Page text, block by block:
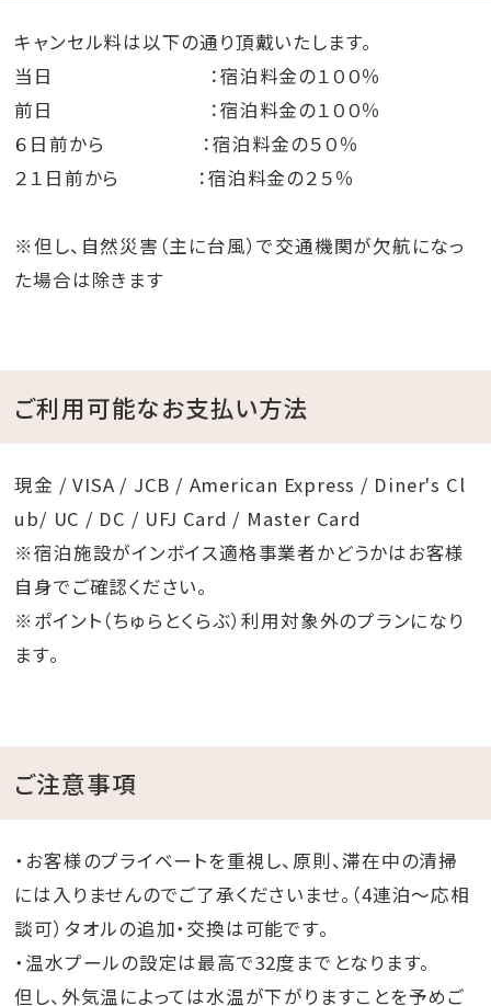
オリオンビール、チューハイ、ノンアルコールビール、
さんぴん茶
ミネラルウォーター、沖縄バヤリース、ロックアイス
・＜アメニティ＞
THANN（タン）ヘアケア＆ボディソープ、化粧⽔＆洗顔
タオル類、プール⽤タオル、パジャマ 他
・＜貸出備品（フロントまでお申し付けください）＞
※BBQ⽤の無煙ロースターは有料（1,000円・税込）
となります。
※Princessテーブルグリルは有料（2,000円・税込）と
なります。
キャンセル料は以下の通り頂戴いたします。
当日 ：宿泊料金の１００％
前日 ：宿泊料金の１００％
６日前から ：宿泊料金の５０％
２１日前から ：宿泊料金の２５％
※但し、自然災害（主に台風）で交通機関が欠航になっ
た場合は除きます
ご利用可能なお支払い方法
現金 / VISA / JCB / American Express / Diner's Cl
ub/ UC / DC / UFJ Card / Master Card
※宿泊施設がインボイス適格事業者かどうかはお客様
自身でご確認ください。
※ポイント（ちゅらとくらぶ）利用対象外のプランになり
ます。
ご注意事項
・お客様のプライベートを重視し、原則、滞在中の清掃
には入りませんのでご了承くださいませ。（4連泊～応相
談可）タオルの追加・交換は可能です。
・温水プールの設定は最高で32度までとなります。
但し、外気温によっては水温が下がりますことを予めご